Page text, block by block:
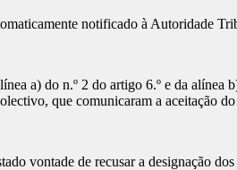
notificado à Autoridade
a) do n.º 2 do artigo 6.º e da alínea
que comunicaram a aceitação
vontade de recusar a designação